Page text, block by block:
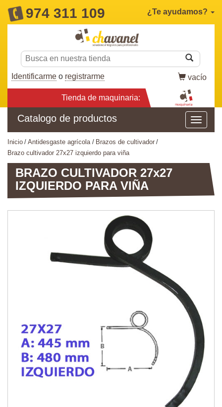
974 311 109 ¿Te ayudamos?
Identificarme o registrarme vacío
Tienda de maquinaria:
Catalogo de productos
inicio antidesgaste agrícola
brazos de cultivador
brazo cultivador 27x27 izquierdo para viña
BRAZO CULTIVADOR 27x27
IZQUIERDO PARA VIÑA